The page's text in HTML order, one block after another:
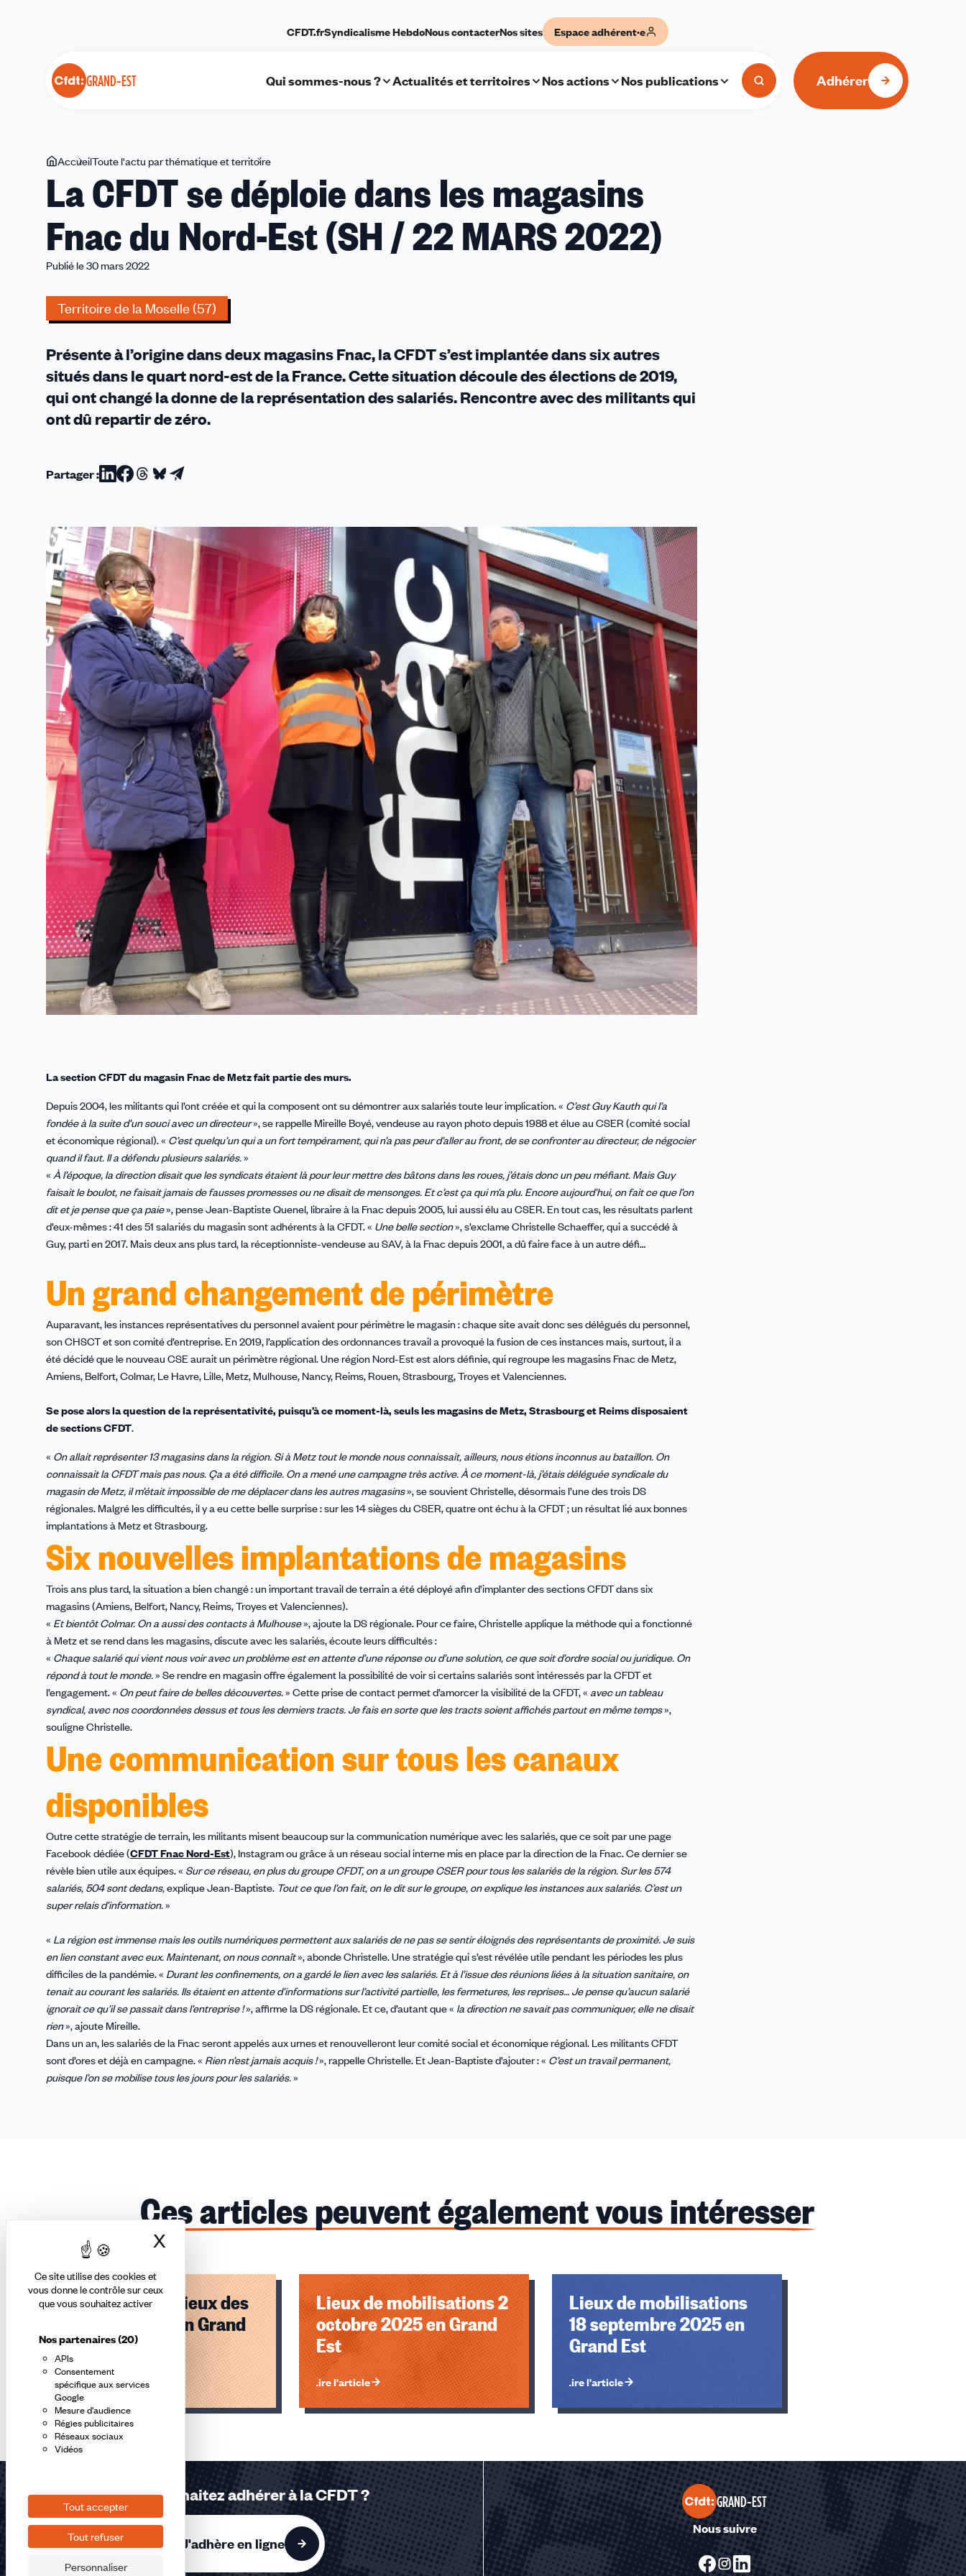
Ce site utilise des cookies et
vous donne le contrôle sur ceux
que vous souhaitez activer
Nos partenaires(20)
APIs
Consentement
spécifique aux services
Google
Mesure d'audience
Régies publicitaires
Réseaux sociaux
Vidéos
Tout accepter
Tout refuser
Personnaliser
X
GRAND-EST
CFDT.frSyndicalisme HebdoNous contacterNos sites Espace adhérent·e
Qui sommes-nous ? Actualités et territoires Nos actions Nos publications Adhérer
Vous
êtes
AccueilToute l'actu par thématique et territoire
CFDT
se
déploie
dans
(SH
/
22
La CFDT se déploie dans les magasins
Fnac du Nord-Est (SH / 22 MARS 2022)
Publié le 30 mars 2022
Territoire de la Moselle (57)
Présente à l’origine dans deux magasins Fnac, la CFDT s’est implantée dans six autres
situés dans le quart nord-est de la France. Cette situation découle des élections de 2019,
qui ont changé la donne de la représentation des salariés. Rencontre avec des militants qui
ont dû repartir de zéro.
Partager :Partager
Linkedin
Partager
Facebook
Partager
Threads
Partager
Bluesky
Partager
email
La section CFDT du magasin Fnac de Metz fait partie des murs.
Depuis 2004, les militants qui l’ont créée et qui la composent ont su démontrer aux salariés toute leur implication. « C’est Guy Kauth qui l’a
fondée à la suite d’un souci avec un directeur», se rappelle Mireille Boyé, vendeuse au rayon photo depuis 1988 et élue au CSER (comité social
et économique régional). « C’est quelqu’un qui a un fort tempérament, qui n’a pas peur d’aller au front, de se confronter au directeur, de négocier
quand il faut. Il a défendu plusieurs salariés.»
« À l’époque, la direction disait que les syndicats étaient là pour leur mettre des bâtons dans les roues, j’étais donc un peu méfiant. Mais Guy
faisait le boulot, ne faisait jamais de fausses promesses ou ne disait de mensonges. Et c’est ça qui m’a plu. Encore aujourd’hui, on fait ce que l’on
dit et je pense que ça paie», pense Jean-Baptiste Quenel, libraire à la Fnac depuis 2005, lui aussi élu au CSER. En tout cas, les résultats parlent
d’eux-mêmes : 41 des 51 salariés du magasin sont adhérents à la CFDT. « Une belle section», s’exclame Christelle Schaeffer, qui a succédé à
Guy, parti en 2017. Mais deux ans plus tard, la réceptionniste-vendeuse au SAV, à la Fnac depuis 2001, a dû faire face à un autre défi…
Un grand changement de périmètre
Auparavant, les instances représentatives du personnel avaient pour périmètre le magasin : chaque site avait donc ses délégués du personnel,
son CHSCT et son comité d’entreprise. En 2019, l’application des ordonnances travail a provoqué la fusion de ces instances mais, surtout, il a
été décidé que le nouveau CSE aurait un périmètre régional. Une région Nord-Est est alors définie, qui regroupe les magasins Fnac de Metz,
Amiens, Belfort, Colmar, Le Havre, Lille, Metz, Mulhouse, Nancy, Reims, Rouen, Strasbourg, Troyes et Valenciennes.
Se pose alors la question de la représentativité, puisqu’à ce moment-là, seuls les magasins de Metz, Strasbourg et Reims disposaient
de sections CFDT.
« On allait représenter 13 magasins dans la région. Si à Metz tout le monde nous connaissait, ailleurs, nous étions inconnus au bataillon. On
connaissait la CFDT mais pas nous. Ça a été difficile. On a mené une campagne très active. À ce moment-là, j’étais déléguée syndicale du
magasin de Metz, il m’était impossible de me déplacer dans les autres magasins», se souvient Christelle, désormais l’une des trois DS
régionales. Malgré les difficultés, il y a eu cette belle surprise : sur les 14 sièges du CSER, quatre ont échu à la CFDT ; un résultat lié aux bonnes
implantations à Metz et Strasbourg.
Six nouvelles implantations de magasins
Trois ans plus tard, la situation a bien changé : un important travail de terrain a été déployé afin d’implanter des sections CFDT dans six
magasins (Amiens, Belfort, Nancy, Reims, Troyes et Valenciennes).
« Et bientôt Colmar. On a aussi des contacts à Mulhouse», ajoute la DS régionale. Pour ce faire, Christelle applique la méthode qui a fonctionné
à Metz et se rend dans les magasins, discute avec les salariés, écoute leurs difficultés :
« Chaque salarié qui vient nous voir avec un problème est en attente d’une réponse ou d’une solution, ce que soit d’ordre social ou juridique. On
répond à tout le monde.» Se rendre en magasin offre également la possibilité de voir si certains salariés sont intéressés par la CFDT et
l’engagement. « On peut faire de belles découvertes.» Cette prise de contact permet d’amorcer la visibilité de la CFDT, « avec un tableau
syndical, avec nos coordonnées dessus et tous les derniers tracts. Je fais en sorte que les tracts soient affichés partout en même temps»,
souligne Christelle.
Une communication sur tous les canaux
disponibles
Outre cette stratégie de terrain, les militants misent beaucoup sur la communication numérique avec les salariés, que ce soit par une page
Facebook dédiée (CFDT Fnac Nord-Est), Instagram ou grâce à un réseau social interne mis en place par la direction de la Fnac. Ce dernier se
révèle bien utile aux équipes. « Sur ce réseau, en plus du groupe CFDT, on a un groupe CSER pour tous les salariés de la région. Sur les 574
salariés, 504 sont dedans,explique Jean-Baptiste. Tout ce que l’on fait, on le dit sur le groupe, on explique les instances aux salariés. C’est un
super relais d’information.»
« La région est immense mais les outils numériques permettent aux salariés de ne pas se sentir éloignés des représentants de proximité. Je suis
en lien constant avec eux. Maintenant, on nous connaît», abonde Christelle. Une stratégie qui s’est révélée utile pendant les périodes les plus
difficiles de la pandémie. « Durant les confinements, on a gardé le lien avec les salariés. Et à l’issue des réunions liées à la situation sanitaire, on
tenait au courant les salariés. Ils étaient en attente d’informations sur l’activité partielle, les fermetures, les reprises… Je pense qu’aucun salarié
ignorait ce qu’il se passait dans l’entreprise !», affirme la DS régionale. Et ce, d’autant que « la direction ne savait pas communiquer, elle ne disait
rien», ajoute Mireille.
Dans un an, les salariés de la Fnac seront appelés aux urnes et renouvelleront leur comité social et économique régional. Les militants CFDT
sont d’ores et déjà en campagne. « Rien n’est jamais acquis !», rappelle Christelle. Et Jean-Baptiste d’ajouter : « C’est un travail permanent,
puisque l’on se mobilise tous les jours pour les salariés.»
Ces articles peuvent également vous intéresser
1er mai 2026 : lieux des
mobilisations en Grand
Est
Lire l'article
Lieux de mobilisations 2
octobre 2025 en Grand
Est
Lire l'article
Lieux de mobilisations
18 septembre 2025 en
Grand Est
Lire l'article
Éléments
1,
2,
accessibles
Vous souhaitez adhérer à la CFDT ?
J'adhère en ligne
GRAND-EST
Nous suivre